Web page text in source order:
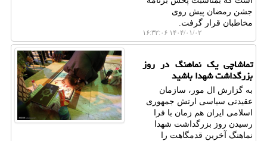
جشن رمضان پیش روی
مخاطبان قرار گرفت.
۱۴۰۴/۰۱/۰۲ ۱۶:۳۲:۰۶
تماشاچی یک نماهنگ در روز
بزرگداشت شهدا باشید
به گزارش ال مور، سازمان
عقیدتی سیاسی ارتش جمهوری
اسلامی ایران هم زمان با فرا
رسیدن روز بزرگداشت شهدا
نماهنگ آخرین قدمگاهت را